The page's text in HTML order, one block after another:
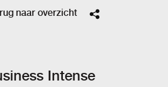
naar overzicht
Intense